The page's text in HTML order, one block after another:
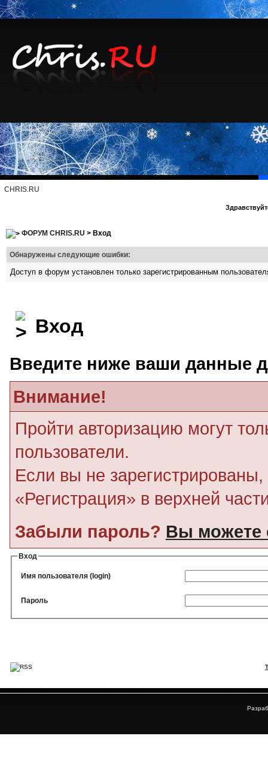
CHRIS.RU
ФОРУМ CHRIS.RU > Вход
Обнаружены следующие ошибки:
Доступ в форум установлен только зарегистрированным
Вход
Введите ниже ваши данные
Внимание!
Пройти авторизацию могут
пользователи.
Если вы не
«Регистрация» в верхней
Забыли пароль? Вы можете
Вход
Имя пользователя (login)
Пароль